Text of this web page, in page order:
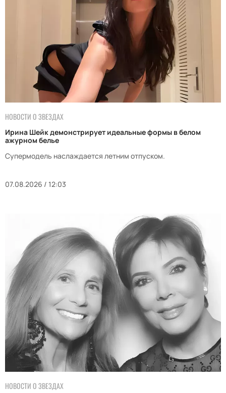
НОВОСТИ О ЗВЕЗДАХ
Ирина Шейк демонстрирует идеальные формы в белом
ажурном белье
Супермодель наслаждается летним отпуском.
07.08.2026 / 12:03
НОВОСТИ О ЗВЕЗДАХ